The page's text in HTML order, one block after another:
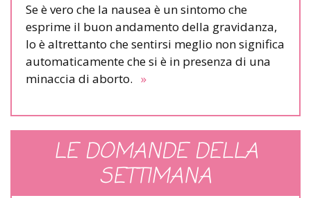
Se è vero che la nausea è un sintomo che
esprime il buon andamento della gravidanza,
lo è altrettanto che sentirsi meglio non significa
automaticamente che si è in presenza di una
minaccia di aborto. »
LE DOMANDE DELLA
SETTIMANA